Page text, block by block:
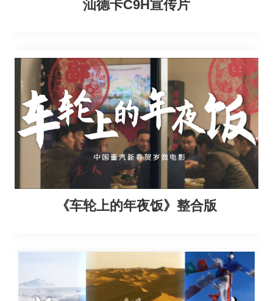
汕德卡C9H宣传片
《车轮上的年夜饭》整合版